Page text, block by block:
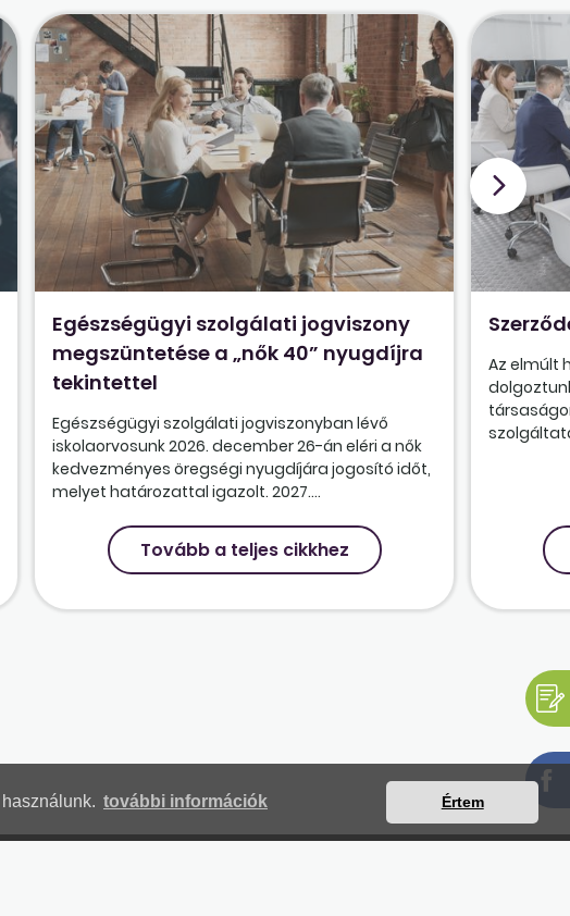
további információk Értem
Egészségügyi szolgálati jogviszony
megszüntetése a „nők 40” nyugdíjra
tekintettel
Egészségügyi szolgálati jogviszonyban lévő
iskolaorvosunk 2026. december 26-án eléri a nők
kedvezményes öregségi nyugdíjára jogosító időt,
melyet határozattal igazolt. 2027....
Tovább a teljes cikkhez
Az elmúlt